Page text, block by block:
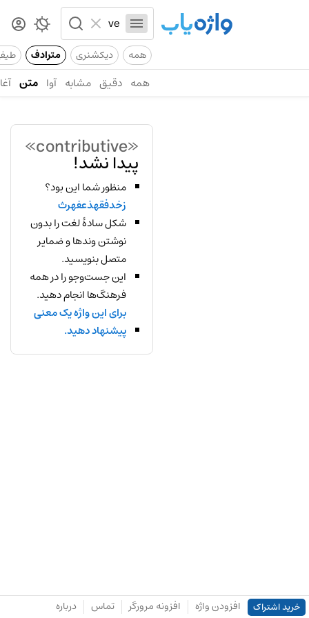
همه دیکشنری مترادف
همه دقیق مشابه آوا متن
«contributive»
پیدا نشد!
منظور شما این بود؟
زخدفقهذعفهرث
شکل سادهٔ لغت را بدون
نوشتن وندها و ضمایر
متصل بنویسید.
این جست‌وجو را در همه
فرهنگ‌ها انجام دهید.
برای این واژه یک معنی
پیشنهاد دهید.
خرید اشتراک افزودن واژه افزونه مرورگر تماس درباره